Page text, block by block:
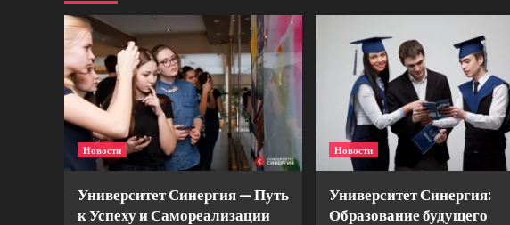
Новости
Университет Синергия — Путь
к Успеху и Самореализации
Новости
Университет Синергия:
Образование будущего